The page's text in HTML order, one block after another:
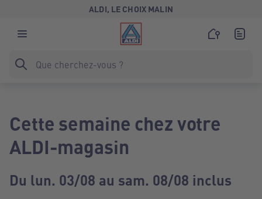
ALDI, LE CHOIX MALIN
Cette semaine chez votre
ALDI-magasin
Du lun. 03/08 au sam. 08/08 inclus